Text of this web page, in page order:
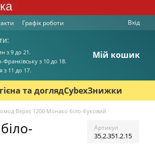
Графік роботи Вхід
з 9 до 21.
Франківську з 10 до 18.
з 11 до 17.
Мій кошик
та доглядCybexЗнижки
Верес 1200 Монако біло-буковий
Артикул
35.2.351.2.15